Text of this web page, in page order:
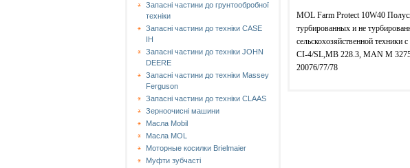
Запасні частини до грунтообробної
техніки
Запасні частини до техніки CASE
IH
Запасні частини до техніки JOHN
DEERE
Запасні частини до техніки Massey
Ferguson
Запасні частини до техніки СLAAS
Зерноочисні машини
Масла Mobil
Масла MOL
Моторные косилки Brielmaier
Муфти зубчасті
MOL Farm Protect 10W40
турбированных и не
сельскохозяйственной
CI-4/SL,MB 228.3, MAN M
20076/77/78